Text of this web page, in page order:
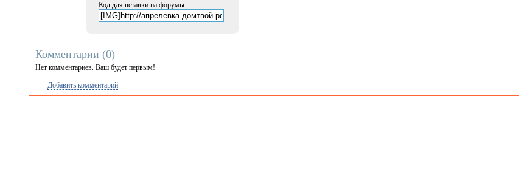
Код для вставки на форумы:
Комментарии (0)
Нет комментариев. Ваш будет первым!
Добавить комментарий